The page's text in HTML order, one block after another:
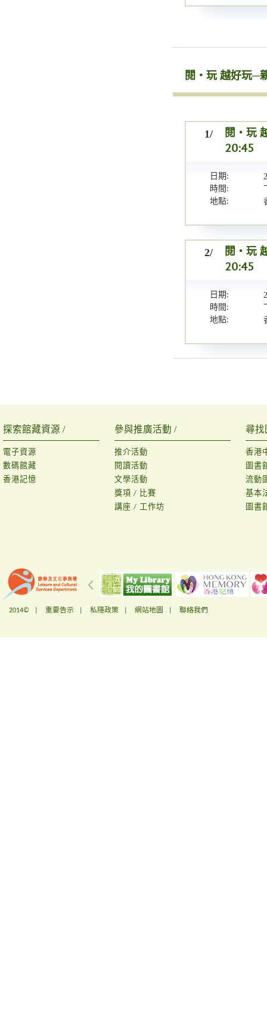
閱‧玩 越好玩─
1/
閱‧玩
20:45
日期:
時間:
地點:
2/
閱‧玩
20:45
日期:
時間:
地點:
探索館藏資源 /
電子資源
數碼館藏
香港記憶
參與推廣活動 /
推介活動
閱讀活動
文學活動
獎項 / 比賽
講座 / 工作坊
尋找
香港
圖書
流動
基本
圖書
2014© | 重要告示 私隱政策 網站地圖 聯絡我們